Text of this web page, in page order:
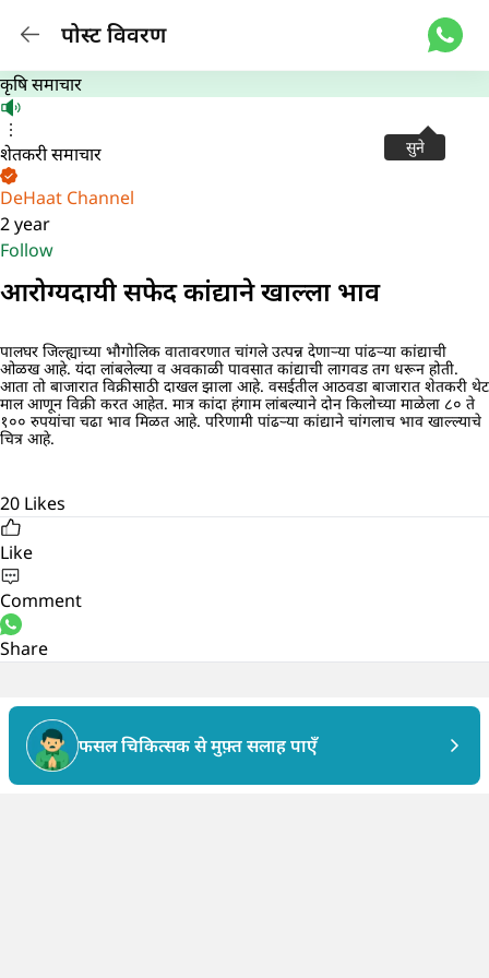
पोस्ट विवरण
सुने
कृषि समाचार
शेतकरी समाचार
DeHaat Channel
2 year
Follow
आरोग्यदायी सफेद कांद्याने खाल्ला भाव
पालघर जिल्ह्याच्या भौगोलिक वातावरणात चांगले उत्पन्न देणाऱ्या पांढऱ्या कांद्याची
ओळख आहे. यंदा लांबलेल्या व अवकाळी पावसात कांद्याची लागवड तग धरून होती.
आता तो बाजारात विक्रीसाठी दाखल झाला आहे. वसईतील आठवडा बाजारात शेतकरी थेट
माल आणून विक्री करत आहेत. मात्र कांदा हंगाम लांबल्याने दोन किलोच्या माळेला ८० ते
१०० रुपयांचा चढा भाव मिळत आहे. परिणामी पांढऱ्या कांद्याने चांगलाच भाव खाल्ल्याचे
चित्र आहे.
20 Likes
Like
Comment
Share
फसल चिकित्सक से मुफ़्त सलाह पाएँ